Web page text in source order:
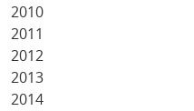
2010
2011
2012
2013
2014